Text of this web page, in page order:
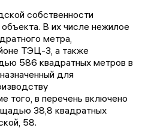
собственности
В их числе нежилое
метра,
ТЭЦ-3, а также
586 квадратных метров в
для
того, в перечень включено
38,8 квадратных
58.